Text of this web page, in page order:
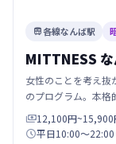
各線なんば駅
MITTNESS
女性のことを考え抜
のプログラム。本格
12,100円~15,900
平日10:00～